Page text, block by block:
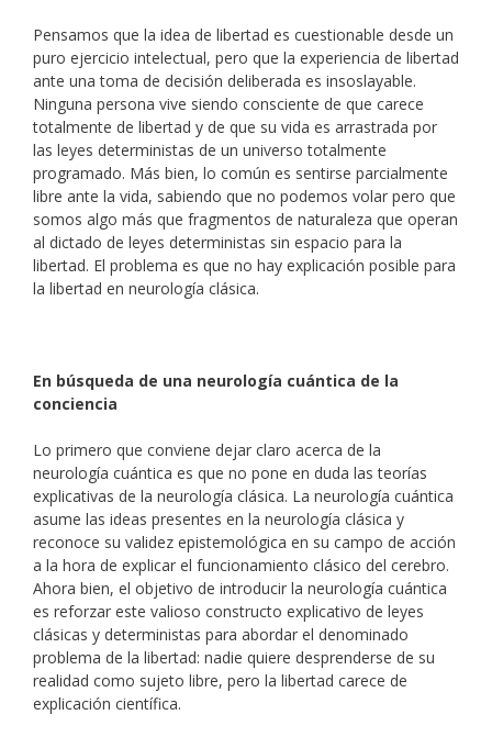
Pensamos que la idea de libertad es cuestionable desde un
puro ejercicio intelectual, pero que la experiencia de libertad
ante una toma de decisión deliberada es insoslayable.
Ninguna persona vive siendo consciente de que carece
totalmente de libertad y de que su vida es arrastrada por
las leyes deterministas de un universo totalmente
programado. Más bien, lo común es sentirse parcialmente
libre ante la vida, sabiendo que no podemos volar pero que
somos algo más que fragmentos de naturaleza que operan
al dictado de leyes deterministas sin espacio para la
libertad. El problema es que no hay explicación posible para
la libertad en neurología clásica.
En búsqueda de una neurología cuántica de la
conciencia
Lo primero que conviene dejar claro acerca de la
neurología cuántica es que no pone en duda las teorías
explicativas de la neurología clásica. La neurología cuántica
asume las ideas presentes en la neurología clásica y
reconoce su validez epistemológica en su campo de acción
a la hora de explicar el funcionamiento clásico del cerebro.
Ahora bien, el objetivo de introducir la neurología cuántica
es reforzar este valioso constructo explicativo de leyes
clásicas y deterministas para abordar el denominado
problema de la libertad: nadie quiere desprenderse de su
realidad como sujeto libre, pero la libertad carece de
explicación científica.